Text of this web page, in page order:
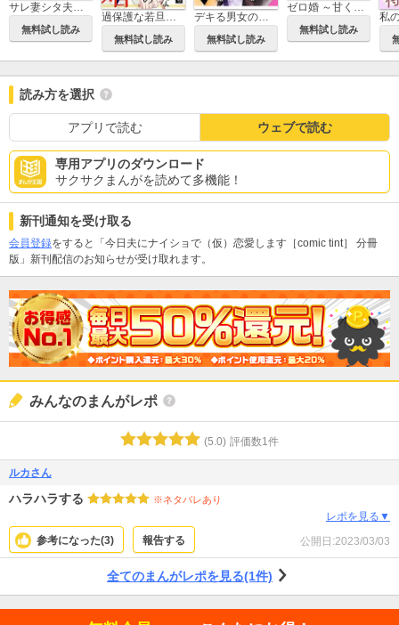
サレ妻シタ夫の恋人たち ［comic tint］ 分冊版
無料試し読み
過保護な若旦那様の甘やかし婚
無料試し読み
デキる男女のデキない恋
無料試し読み
ゼロ婚 ～甘くキケンな極秘任務～［comic tint］ 分冊版
無料試し読み
読み方を選択
アプリで読む ウェブで読む
専用アプリのダウンロード
サクサクまんがを読めて多機能！
新刊通知を受け取る
会員登録をすると「今日夫にナイショで（仮）恋愛します［comic tint］ 分冊
版」新刊配信のお知らせが受け取れます。
みんなのまんがレポ
(5.0) 評価数1件
ルカさん
ハラハラする ※ネタバレあり
レポを見る▼
参考になった(3) 報告する 公開日:2023/03/03
全てのまんがレポを見る(1件)